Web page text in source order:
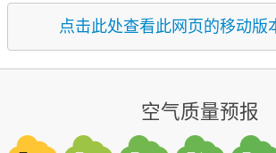
点击此处查看此网页的移动版
空气质量预报